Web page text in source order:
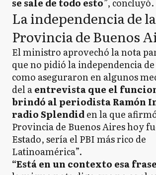
se sale de todo esto”, concluyó.
La independencia de la
Provincia de Buenos
El ministro aprovechó la nota
que no pidió la independencia
como aseguraron en algunos
del aentrevista que el
brindó al periodista Ramón
radio Splendiden la que
Provincia de Buenos Aires hoy
Estado, sería el PBI más rico de
Latinoamérica”.
“Está en un contexto esa frase